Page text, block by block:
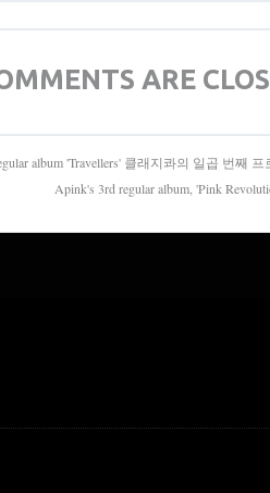
ARE
album 'Travellers' 클래지콰의 일곱 번째 프
Apink's 3rd regular album, 'Pink